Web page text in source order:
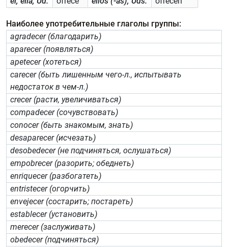
Наиболее употребительные глаголы группы:
agradecer (благодарить)
aparecer (появляться)
apetecer (хотеться)
carecer (быть лишенным чего-л., испытывать
недостаток в чем-л.)
crecer (расти, увеличиваться)
compadecer (сочувствовать)
conocer (быть знакомым, знать)
desaparecer (исчезать)
desobedecer (не подчиняться, ослушаться)
empobrecer (разорить; обеднеть)
enriquecer (разбогатеть)
entristecer (огорчить)
envejecer (состарить; постареть)
establecer (установить)
merecer (заслуживать)
obedecer (подчиняться)